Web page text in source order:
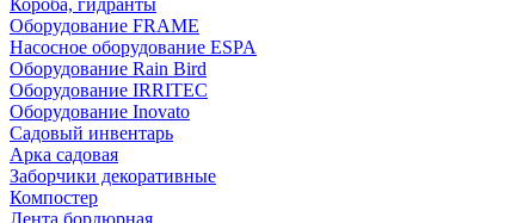
Короба, гидранты
Оборудование FRAME
Насосное оборудование ESPA
Оборудование Rain Bird
Оборудование IRRITEC
Оборудование Inovato
Садовый инвентарь
Арка садовая
Заборчики декоративные
Компостер